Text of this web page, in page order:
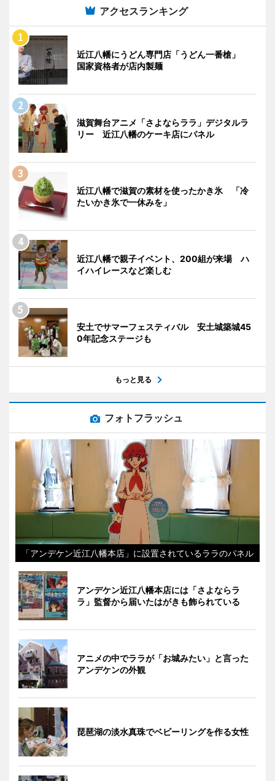
アクセスランキング
近江八幡にうどん専門店「うどん一番槍」
国家資格者が店内製麺
滋賀舞台アニメ「さよならララ」デジタルラ
リー 近江八幡のケーキ店にパネル
近江八幡で滋賀の素材を使ったかき氷 「冷
たいかき氷で一休みを」
近江八幡で親子イベント、200組が来場 ハ
イハイレースなど楽しむ
安土でサマーフェスティバル 安土城築城45
0年記念ステージも
もっと見る
フォトフラッシュ
「アンデケン近江八幡本店」に設置されているララのパネル
アンデケン近江八幡本店には「さよならラ
ラ」監督から届いたはがきも飾られている
アニメの中でララが「お城みたい」と言った
アンデケンの外観
琵琶湖の淡水真珠でベビーリングを作る女性